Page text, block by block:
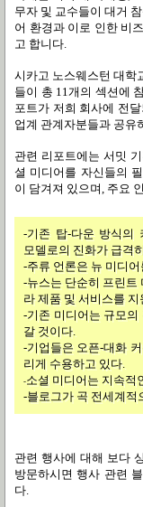
무자 및 교수들이 대거
어 환경과 이로 인한 비
고 합니다.
시카고 노스웨스턴 대학
들이 총 11개의 섹션에
포트가 저희 회사에 전
업계 관계자분들과 공유
관련 리포트에는 서밋
셜 미디어를 자신들의
이 담겨져 있으며, 주요
-기존 탑-다운 방식의
모델로의 진화가 급격
-주류 언론은 뉴 미디
-뉴스는 단순히 프린트
라 제품 및 서비스를
-기존 미디어는 규모
갈 것이다.
-기업들은 오픈-대화
리게 수용하고 있다.
-소셜 미디어는 지속적
-블로그가 곡 전세계적
관련 행사에 대해 보다
방문하시면 행사 관련
다.